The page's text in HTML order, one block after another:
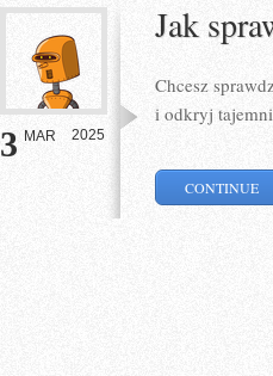
3 MAR 2025
Jak
Chcesz
i odkryj
CONTINUE